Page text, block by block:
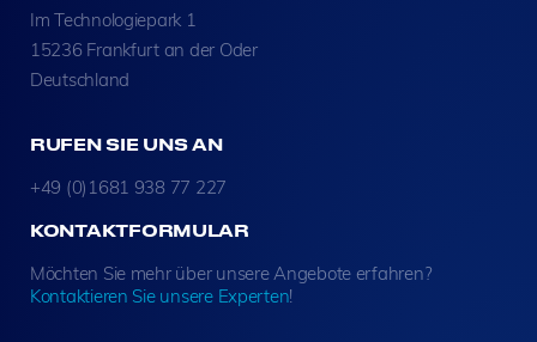
Im Technologiepark 1
15236 Frankfurt an der Oder
Deutschland
RUFEN SIE UNS AN
+49 (0)1681 938 77 227
KONTAKTFORMULAR
Möchten Sie mehr über unsere Angebote erfahren?
Kontaktieren Sie unsere Experten!